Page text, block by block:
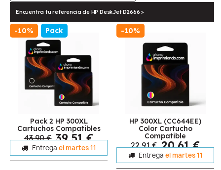
Encuentra tu referencia de HP DeskJet D2666 >
-10% Pack
Pack 2 HP 300XL
Cartuchos Compatibles
43,90 € 39,51 €
Entrega el martes 11
-10%
HP 300XL (CC644EE)
Color Cartucho
Compatible
22,91 € 20,61 €
Entrega el martes 11